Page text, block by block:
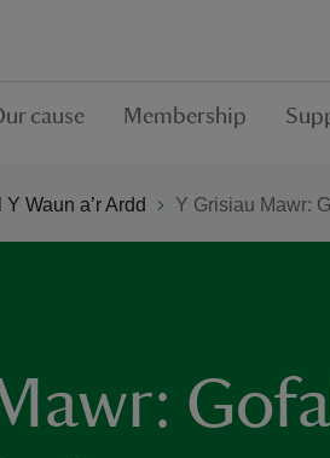
cause Membership
Waun a’r Ardd Y Grisiau Mawr: